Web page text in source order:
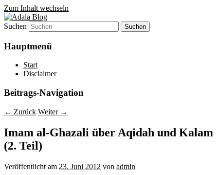
Zum Inhalt wechseln
Adala Blog
Denn die Gerechtigkeit ist die Grundlage
von allem!
Suchen
Hauptmenü
Start
Disclaimer
Beitrags-Navigation
← Zurück Weiter →
Imam al-Ghazali über Aqidah und Kalam
(2. Teil)
Veröffentlicht am 23. Juni 2012 von admin